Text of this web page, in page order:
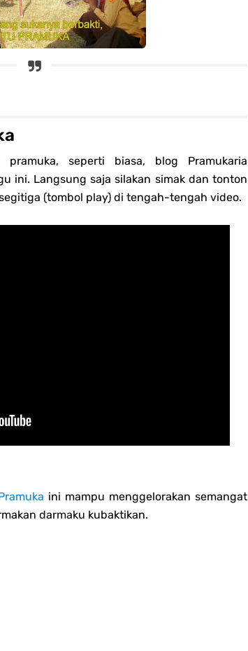
seperti biasa, blog Pramukaria
ini. Langsung saja silakan simak dan tonton
(tombol play) di tengah-tengah video.
ini mampu menggelorakan semangat
darmaku kubaktikan.